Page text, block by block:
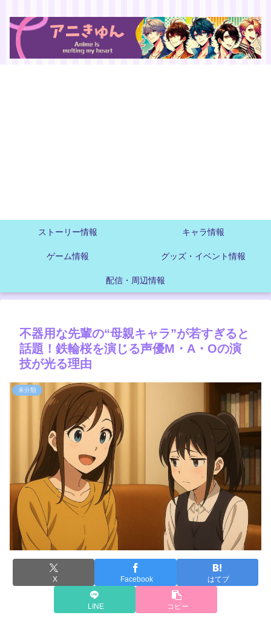
ストーリー情報 キャラ情報
ゲーム情報 グッズ・イベント情報
配信・周辺情報
不器用な先輩の“母親キャラ”が若すぎると
話題！鉄輪桜を演じる声優M・A・Oの演
技が光る理由
未分類
X Facebook はてブ
LINE コピー